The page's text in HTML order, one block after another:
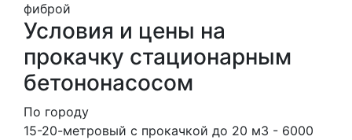
фиброй
Условия и цены на
прокачку стационарным
бетононасосом
По городу
15-20-метровый с прокачкой до 20 м3 - 6000